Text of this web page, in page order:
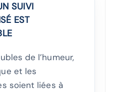
SUIVI
EST
de l’humeur,
et les
soient liées à